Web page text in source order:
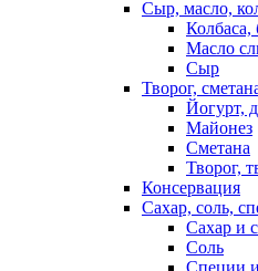
Сыр, масло,
Колбаса,
Масло
Сыр
Творог,
Йогурт,
Майонез
Сметана
Творог,
Консервация
Сахар, соль,
Сахар и
Соль